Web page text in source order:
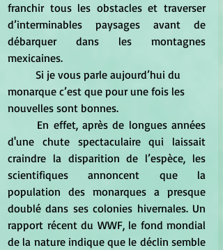
franchir tous les obstacles et traverser
d’interminables paysages avant de
débarquer dans les montagnes
mexicaines.
monarque c’est que pour une fois les
nouvelles sont bonnes.
d'une chute spectaculaire qui laissait
craindre la disparition de l’espèce, les
scientifiques annoncent que la
population des monarques a presque
doublé dans ses colonies hivernales. Un
rapport récent du WWF, le fond mondial
de la nature indique que le déclin semble